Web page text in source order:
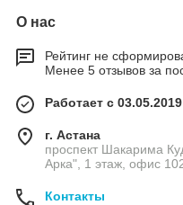
О нас
Рейтинг не
Менее 5 отзывов за
Работает с 03.05.2019
г. Астана
проспект Шакарима
Арка", 1 этаж, офис
Контакты